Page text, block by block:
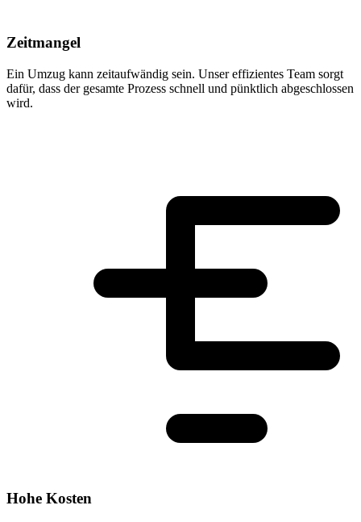
Zeitmangel
Ein Umzug kann zeitaufwändig sein. Unser effizientes Team sorgt
dafür, dass der gesamte Prozess schnell und pünktlich abgeschlossen
wird.
Hohe Kosten